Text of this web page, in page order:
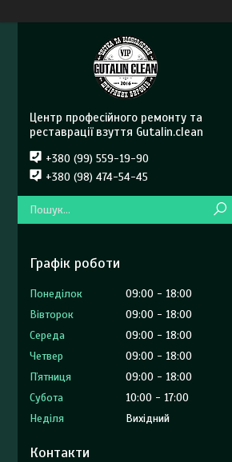
Центр професійного ремонту та
реставрації взуття Gutalin.clean
+380 (99) 559-19-90
+380 (98) 474-54-45
Графік роботи
Понеділок 09:00
18:00
Вівторок
09:00
18:00
Середа
09:00
18:00
Четвер
09:00
18:00
Пʼятниця
09:00
18:00
Субота
10:00
17:00
Неділя
Вихідний
Контакти